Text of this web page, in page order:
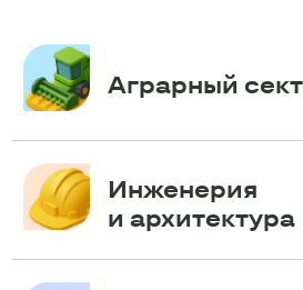
Аграрный
Инженерия
и архитектура